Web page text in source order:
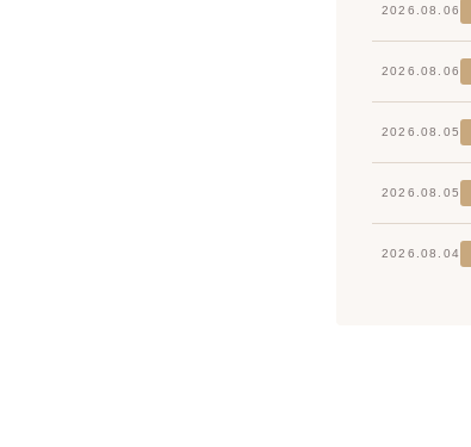
2026.08.06
2026.08.06
2026.08.05
2026.08.05
2026.08.04